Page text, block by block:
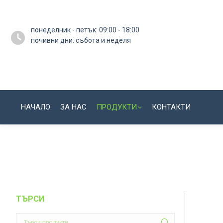
понеделник - петък: 09:00 - 18:00
почивни дни: събота и неделя
НАЧАЛО ЗА НАС ПРОДУКТИ КОНТАКТИ
ТЪРСИ